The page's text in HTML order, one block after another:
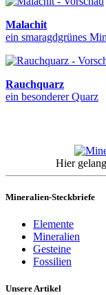
Malachit
ein smaragdgrünes
Rauchquarz
ein besonderer Quarz
Hier
Mineralien-Steckbriefe
Elemente
Mineralien
Gesteine
Fossilien
Unsere Artikel